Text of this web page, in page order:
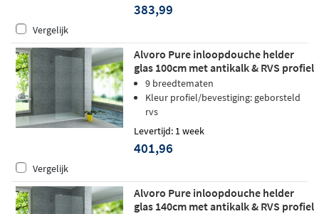
383,99
Vergelijk
Alvoro Pure inloopdouche helder
glas 100cm met antikalk & RVS profiel
9 breedtematen
Kleur profiel/bevestiging: geborsteld
rvs
Levertijd: 1 week
401,96
Vergelijk
Alvoro Pure inloopdouche helder
glas 140cm met antikalk & RVS profiel